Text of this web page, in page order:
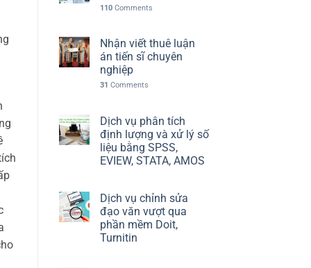
110Comments
Nhận viết thuê luận
án tiến sĩ chuyên
nghiệp
31 Comments
Dịch vụ phân tích
định lượng và xử lý số
liệu bằng SPSS,
EVIEW, STATA, AMOS
Dịch vụ chỉnh sửa
đạo văn vượt qua
phần mềm Doit,
Turnitin